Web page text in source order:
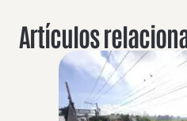
Artículos